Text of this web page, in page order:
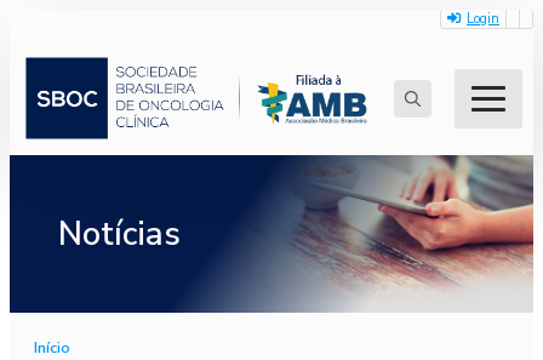
Login
for:
Notícias
Início